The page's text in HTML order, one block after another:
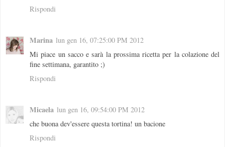
Rispondi
Marina lun gen 16, 07:25:00 PM 2012
Mi piace un sacco e sarà la prossima ricetta per la colazione del
fine settimana, garantito ;)
Rispondi
Micaela lun gen 16, 09:54:00 PM 2012
che buona dev'essere questa tortina! un bacione
Rispondi